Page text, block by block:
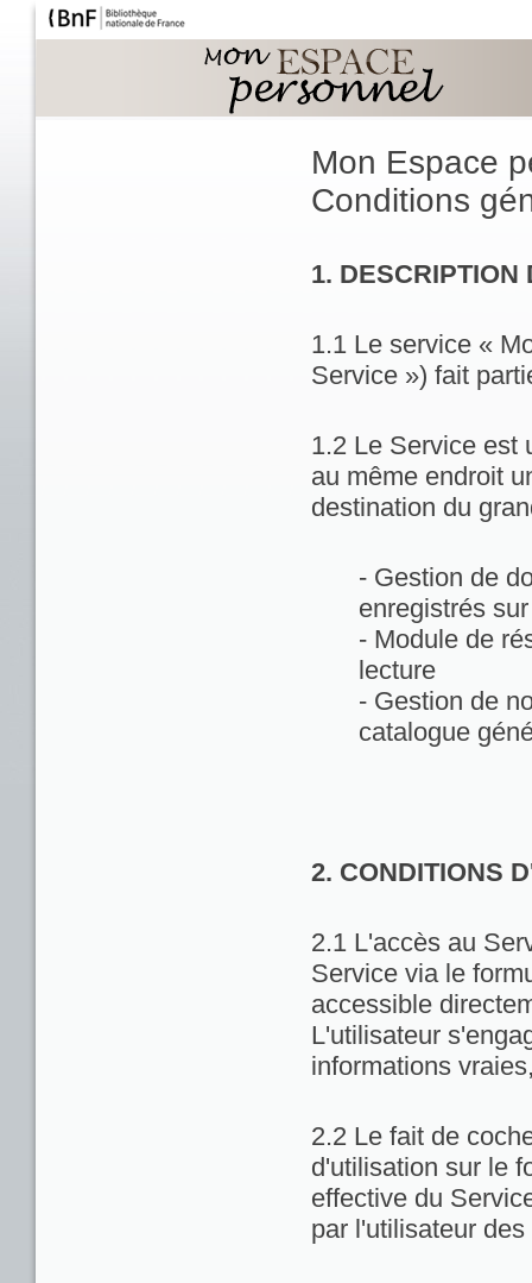
Mon Espace
Conditions
1. DESCRIPTION
1.1 Le service «
Service ») fait
1.2 Le Service est
au même endroit
destination du
- Gestion de
enregistrés
- Module de
lecture
- Gestion de
catalogue
2. CONDITIONS
2.1 L'accès au
Service via le
accessible
L'utilisateur
informations
2.2 Le fait de
d'utilisation sur le
effective du
par l'utilisateur